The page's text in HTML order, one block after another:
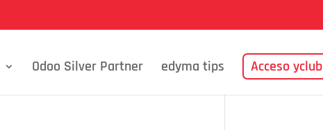
Odoo Silver Partner edyma tips Acceso yclub